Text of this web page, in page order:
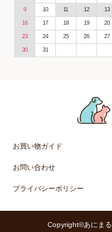
9 10 11 12 13
16 17 18 19 20
23 24 25 26 27
30 31
お買い物ガイド
お問い合わせ
プライバシーポリシー
Copyright©あにま